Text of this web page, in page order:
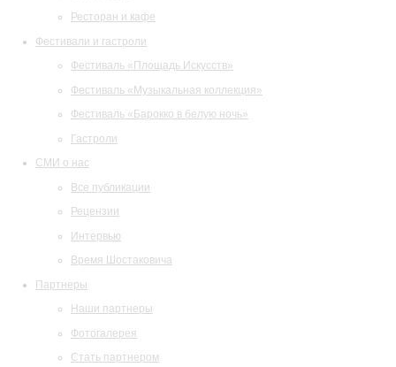
Ресторан и кафе
Фестивали и гастроли
Фестиваль «Площадь Искусств»
Фестиваль «Музыкальная коллекция»
Фестиваль «Барокко в белую ночь»
Гастроли
СМИ о нас
Все публикации
Рецензии
Интервью
Время Шостаковича
Партнеры
Наши партнеры
Фотогалерея
Стать партнером